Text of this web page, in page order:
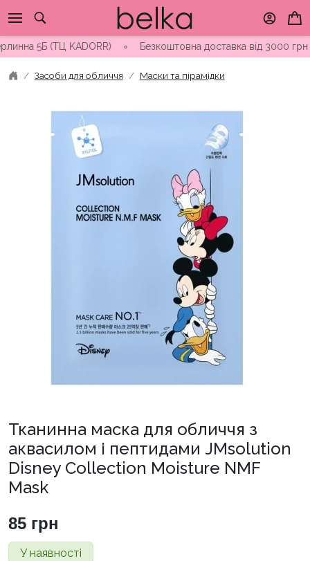
to
content
(ТЦ KADORR) ∘ Безкоштовна доставка від 3000 грн ∘
Засоби для обличчя Маски та пірамідки
Тканинна маска для обличчя з
аквасилом і пептидами JMsolution
Disney Collection Moisture NMF
Mask
85 грн
У наявності